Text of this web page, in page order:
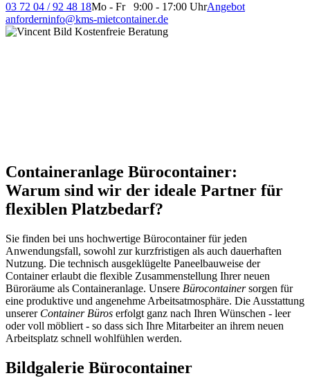
03 72 04 / 92 48 18Mo - Fr 9:00 - 17:00 UhrAngebot
anforderninfo@kms-mietcontainer.de
Containeranlage Bürocontainer:
Warum sind wir der ideale Partner für
flexiblen Platzbedarf?
Sie finden bei uns hochwertige Bürocontainer für jeden
Anwendungsfall, sowohl zur kurzfristigen als auch dauerhaften
Nutzung. Die technisch ausgeklügelte Paneelbauweise der
Container erlaubt die flexible Zusammenstellung Ihrer neuen
Büroräume als Containeranlage. Unsere Bürocontainersorgen für
eine produktive und angenehme Arbeitsatmosphäre. Die Ausstattung
unserer Container Büros erfolgt ganz nach Ihren Wünschen - leer
oder voll möbliert - so dass sich Ihre Mitarbeiter an ihrem neuen
Arbeitsplatz schnell wohlfühlen werden.
Bildgalerie Bürocontainer